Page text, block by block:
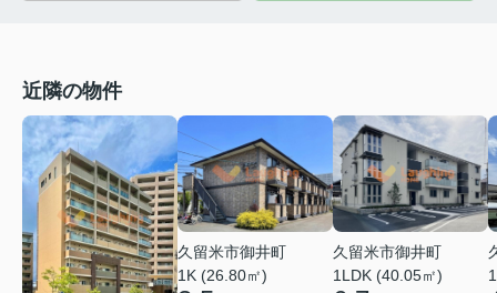
近隣の物件
久留米市御井町
1K (26.80㎡)
久留米市御井町
1LDK (40.05㎡)